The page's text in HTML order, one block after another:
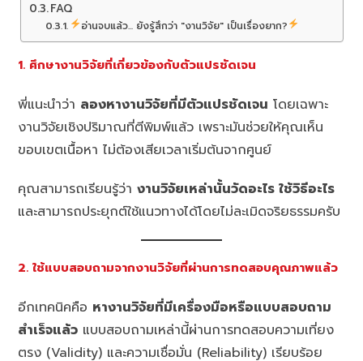
FAQ
อ่านจบแล้ว... ยังรู้สึกว่า "งานวิจัย" เป็นเรื่องยาก?
1. ศึกษางานวิจัยที่เกี่ยวข้องกับตัวแปรชัดเจน
พี่แนะนำว่า ลองหางานวิจัยที่มีตัวแปรชัดเจน โดยเฉพาะ
งานวิจัยเชิงปริมาณที่ตีพิมพ์แล้ว เพราะมันช่วยให้คุณเห็น
ขอบเขตเนื้อหา ไม่ต้องเสียเวลาเริ่มต้นจากศูนย์
คุณสามารถเรียนรู้ว่างานวิจัยเหล่านั้นวัดอะไร ใช้วิธีอะไร
และสามารถประยุกต์ใช้แนวทางได้โดยไม่ละเมิดจริยธรรมครับ
2. ใช้แบบสอบถามจากงานวิจัยที่ผ่านการทดสอบคุณภาพแล้ว
อีกเทคนิคคือ หางานวิจัยที่มีเครื่องมือหรือแบบสอบถาม
สำเร็จแล้ว แบบสอบถามเหล่านี้ผ่านการทดสอบความเที่ยง
ตรง (Validity) และความเชื่อมั่น (Reliability) เรียบร้อย